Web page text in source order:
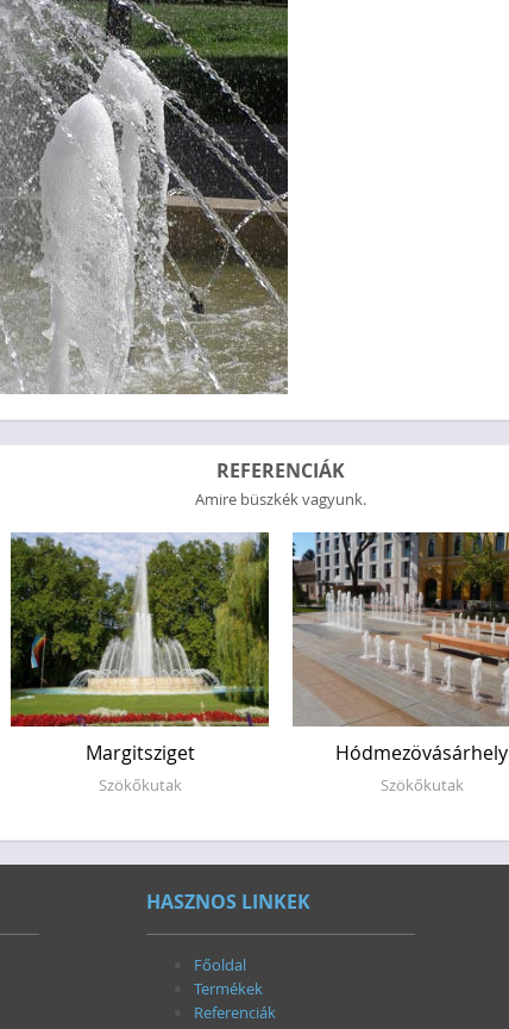
REFERENCIÁK
Amire büszkék vagyunk.
Margitsziget
Szökőkutak
Hódmezövásárhely
Szökőkutak
HASZNOS LINKEK
Főoldal
Termékek
Referenciák